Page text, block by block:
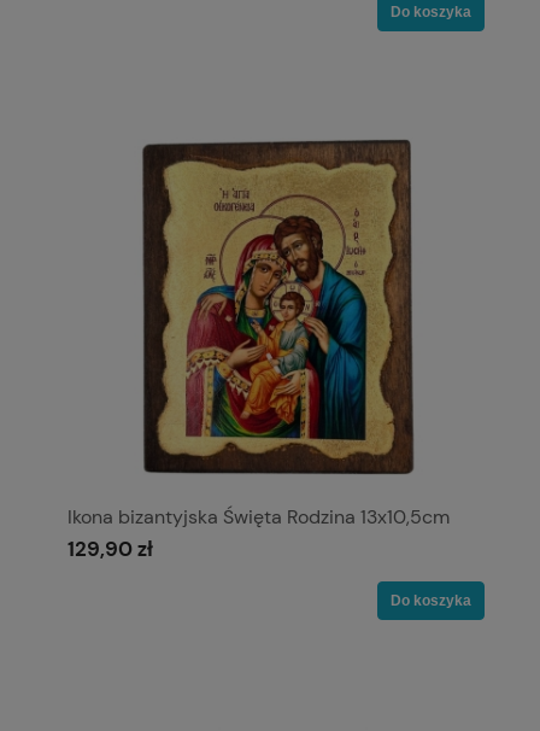
Do koszyka
Ikona bizantyjska Święta Rodzina 13x10,5cm
129,90 zł
Do koszyka